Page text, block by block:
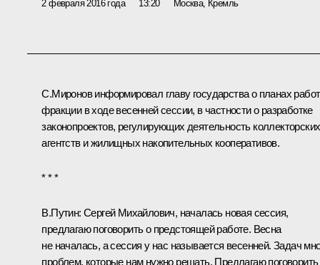
2 февраля 2016 года 13:20 Москва, Кремль
С.Миронов информировал главу государства о планах
фракции в ходе весенней сессии, в частности о разработке
законопроектов, регулирующих деятельность коллекторских
агентств и жилищных накопительных кооперативов.
* * *
В.Путин: Сергей Михайлович, началась новая сессия,
предлагаю поговорить о предстоящей работе. Весна
не началась, а сессия у нас называется весенней. Задач
проблем, которые нам нужно решать. Предлагаю поговорить